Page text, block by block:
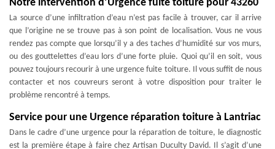
Notre intervention d’Urgence fuite toiture pour 43260
La source d’une infiltration d’eau n’est pas facile à trouver, car il arrive
que l’origine ne se trouve pas à son point de localisation. Vous ne vous
rendez pas compte que lorsqu’il y a des taches d’humidité sur vos murs,
ou des gouttelettes d’eau lors d’une forte pluie. Quoi qu’il en soit, vous
pouvez toujours recourir à une urgence fuite toiture. Il vous suffit de nous
contacter et nos couvreurs seront à votre disposition pour traiter le
problème rencontré à temps.
Service pour une Urgence réparation toiture à Lantriac
Dans le cadre d’une urgence pour la réparation de toiture, le diagnostic
est la première étape à faire chez Artisan Duculty David. Il s’agit d’une